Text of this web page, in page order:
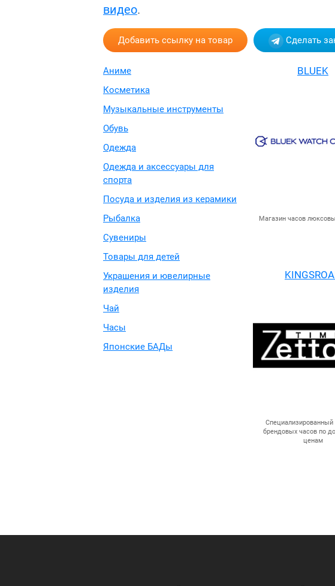
видео.
Добавить ссылку на товар Сделать
Аниме
Косметика
Музыкальные инструменты
Обувь
Одежда
Одежда и аксессуары для
спорта
Посуда и изделия из керамики
Рыбалка
Сувениры
Товары для детей
Украшения и ювелирные
изделия
Чай
Часы
Японские БАДы
BLUEK
Магазин часов
Специализированный
брендовых часов по
ценам